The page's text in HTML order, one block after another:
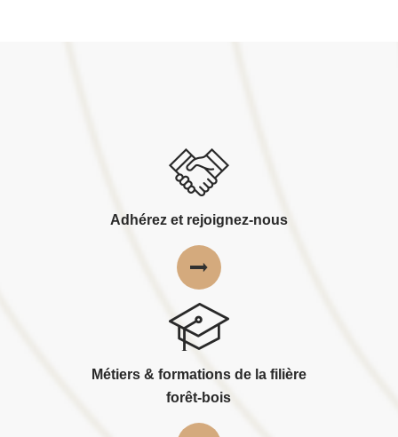
Adhérez et rejoignez-nous
Métiers & formations de la filière
forêt-bois